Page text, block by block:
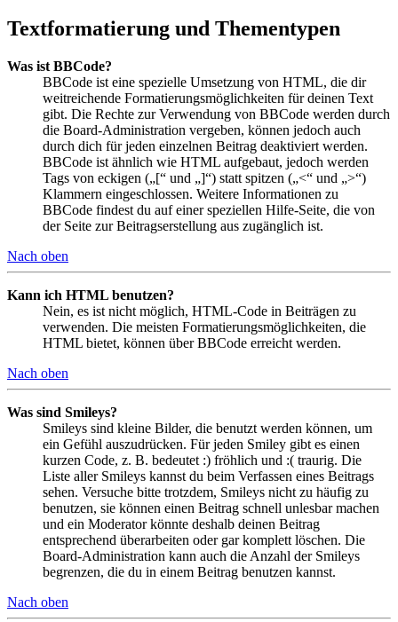
Textformatierung und Thementypen
Was ist BBCode?
BBCode ist eine spezielle Umsetzung von HTML, die dir
weitreichende Formatierungsmöglichkeiten für deinen Text
gibt. Die Rechte zur Verwendung von BBCode werden durch
die Board-Administration vergeben, können jedoch auch
durch dich für jeden einzelnen Beitrag deaktiviert werden.
BBCode ist ähnlich wie HTML aufgebaut, jedoch werden
Tags von eckigen („[“ und „]“) statt spitzen („<“ und „>“)
Klammern eingeschlossen. Weitere Informationen zu
BBCode findest du auf einer speziellen Hilfe-Seite, die von
der Seite zur Beitragserstellung aus zugänglich ist.
Nach oben
Kann ich HTML benutzen?
Nein, es ist nicht möglich, HTML-Code in Beiträgen zu
verwenden. Die meisten Formatierungsmöglichkeiten, die
HTML bietet, können über BBCode erreicht werden.
Nach oben
Was sind Smileys?
Smileys sind kleine Bilder, die benutzt werden können, um
ein Gefühl auszudrücken. Für jeden Smiley gibt es einen
kurzen Code, z. B. bedeutet :) fröhlich und :( traurig. Die
Liste aller Smileys kannst du beim Verfassen eines Beitrags
sehen. Versuche bitte trotzdem, Smileys nicht zu häufig zu
benutzen, sie können einen Beitrag schnell unlesbar machen
und ein Moderator könnte deshalb deinen Beitrag
entsprechend überarbeiten oder gar komplett löschen. Die
Board-Administration kann auch die Anzahl der Smileys
begrenzen, die du in einem Beitrag benutzen kannst.
Nach oben